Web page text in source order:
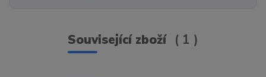
Související zboží 1